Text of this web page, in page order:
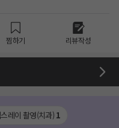
찜하기 리뷰작성
레이 촬영(치과) 1